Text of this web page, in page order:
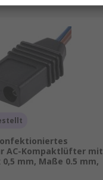
AC-Kompaktlüfter mit
mm, Maße 0.5 mm,